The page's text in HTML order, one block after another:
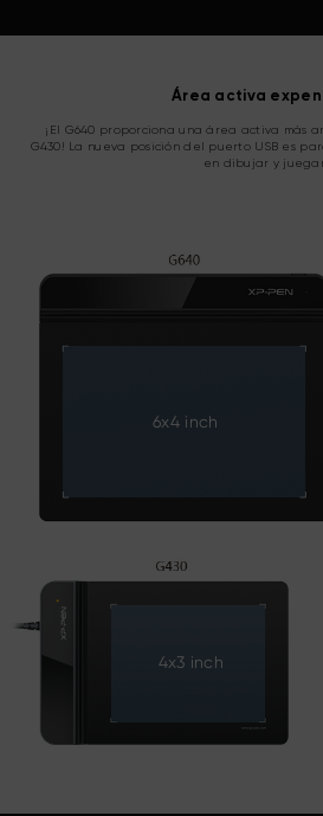
Área activa
¡El G640 proporciona una área activa más
G430! La nueva posición del puerto USB es
en dibujar y juegar.
6x4 inch
4x3 inch